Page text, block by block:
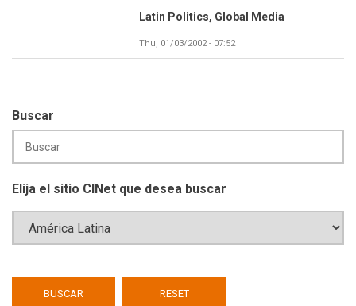
Latin Politics, Global Media
Thu, 01/03/2002 - 07:52
Buscar
Elija el sitio CINet que desea buscar